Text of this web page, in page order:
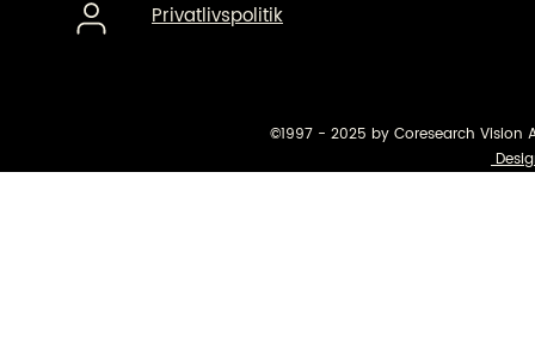
Privatlivspolitik
©1997 - 2025 by Coresearch Vision